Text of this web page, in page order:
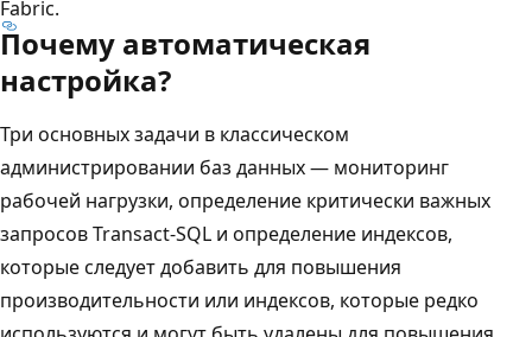
Fabric.
Почему автоматическая
настройка?
Три основных задачи в классическом
администрировании баз данных — мониторинг
рабочей нагрузки, определение критически важных
запросов Transact-SQL и определение индексов,
которые следует добавить для повышения
производительности или индексов, которые редко